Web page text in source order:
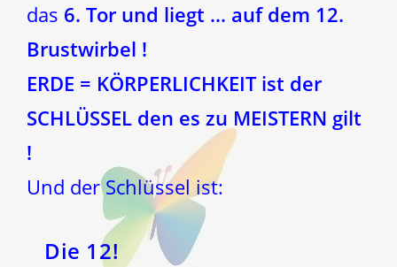
das 6. Tor und liegt … auf dem 12.
Brustwirbel !
ERDE = KÖRPERLICHKEIT ist der
SCHLÜSSEL den es zu MEISTERN gilt
!
Und der Schlüssel ist:
Die 12!